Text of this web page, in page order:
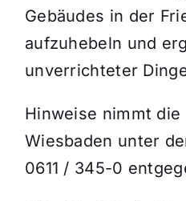
Gebäudes in der
aufzuhebeln und
unverrichteter
Hinweise nimmt
Wiesbaden unter
0611 / 345-0